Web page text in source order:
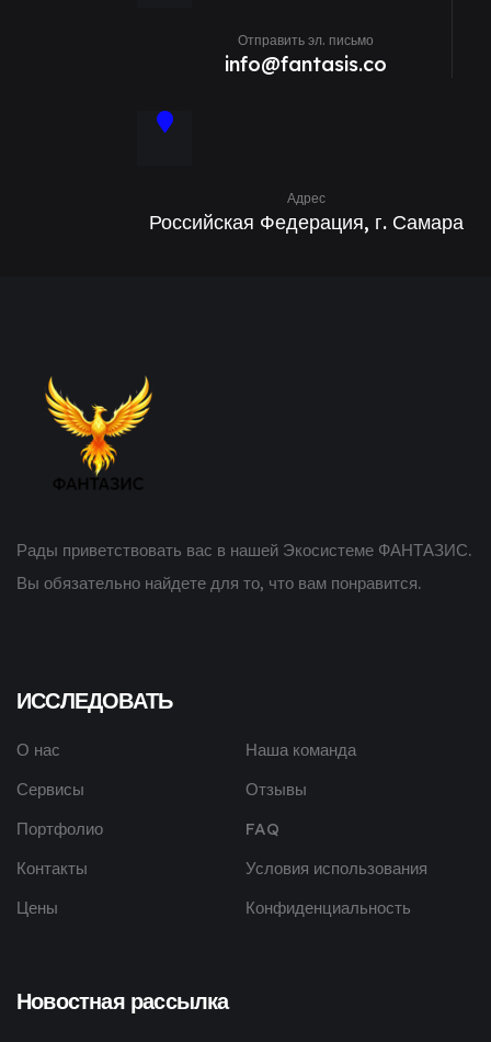
Отправить эл. письмо
info@fantasis.co
Адрес
Российская Федерация, г. Самара
Рады приветствовать вас в нашей Экосистеме ФАНТАЗИС.
Вы обязательно найдете для то, что вам понравится.
ИССЛЕДОВАТЬ
О нас
Наша команда
Сервисы
Отзывы
Портфолио
FAQ
Контакты
Условия использования
Цены
Конфиденциальность
Новостная рассылка